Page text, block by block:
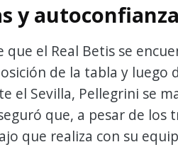
y autoconfianza
que el Real Betis se
de la tabla y luego
el Sevilla, Pellegrini se
que, a pesar de los
que realiza con su